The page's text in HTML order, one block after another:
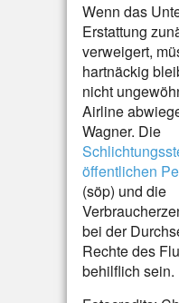
Wenn das
Erstattung
verweigert,
hartnäckig
nicht
Airline
Wagner. Die
öffentlichen
(söp) und die
bei der
Rechte des
behilflich sein.